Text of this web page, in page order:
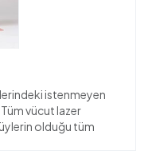
istenmeyen
vücut lazer
olduğu tüm